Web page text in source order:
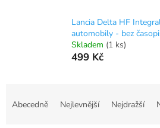
Lancia Delta HF
automobily - bez
Skladem (1 ks)
499 Kč
Abecedně Nejlevnější Nejdražší